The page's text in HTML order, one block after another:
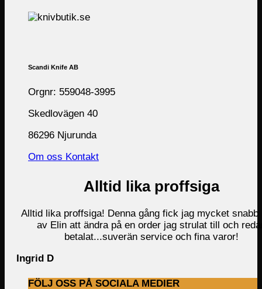
Scandi Knife AB
Orgnr: 559048-3995
Skedlovägen 40
86296 Njurunda
Om oss Kontakt
Alltid lika proffsiga
Alltid lika proffsiga! Denna gång fick jag mycket snabb
av Elin att ändra på en order jag strulat till och
betalat...suverän service och fina varor!
Ingrid D
FÖLJ OSS PÅ SOCIALA MEDIER